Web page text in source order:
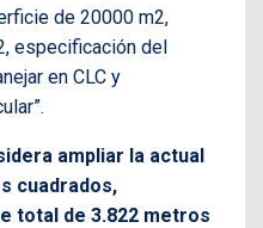
de 20000 m2,
especificación del
en CLC y
ampliar la actual
cuadrados,
total de 3.822 metros